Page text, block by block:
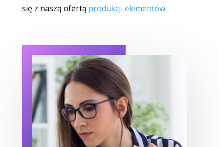
się z naszą ofertą produkcji elementów.